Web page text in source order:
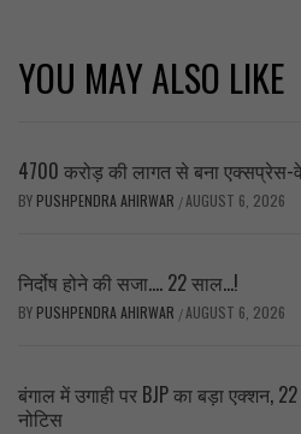
YOU MAY ALSO LIKE
4700 करोड़ की लागत से बना एक्सप्रेस-
BY PUSHPENDRA AHIRWAR /AUGUST 6, 2026
निर्दोष होने की सजा…. 22 साल…!
BY PUSHPENDRA AHIRWAR /AUGUST 6, 2026
बंगाल में उगाही पर BJP का बड़ा एक्शन,
नोटिस